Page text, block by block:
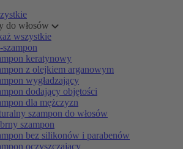
do włosów
wszystkie
szampon
keratynowy
z olejkiem arganowym
wygładzający
dodający objętości
dla mężczyzn
szampon do włosów
szampon
bez silikonów i parabenów
oczyszczający